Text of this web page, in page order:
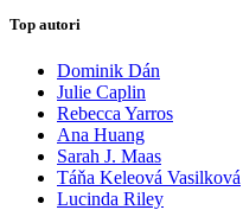
Top autori
Dominik Dán
Julie Caplin
Rebecca Yarros
Ana Huang
Sarah J. Maas
Táňa Keleová Vasilková
Lucinda Riley